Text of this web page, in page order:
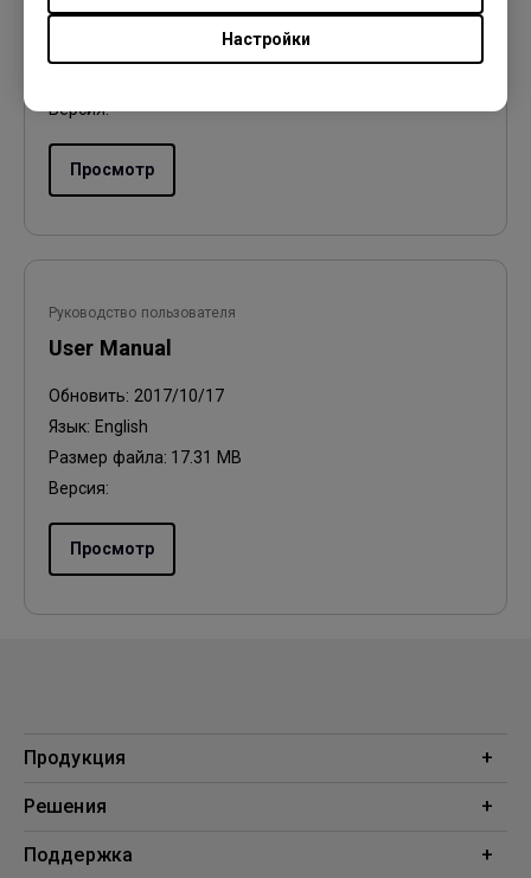
Настройки
Обновить:2017/10/17
Версия:
Просмотр
Руководство пользователя
User Manual
Обновить: 2017/10/17
Язык: English
Размер файла: 17.31 MB
Версия:
Просмотр
Продукция
Проекторы
Решения
Образование
Поддержка